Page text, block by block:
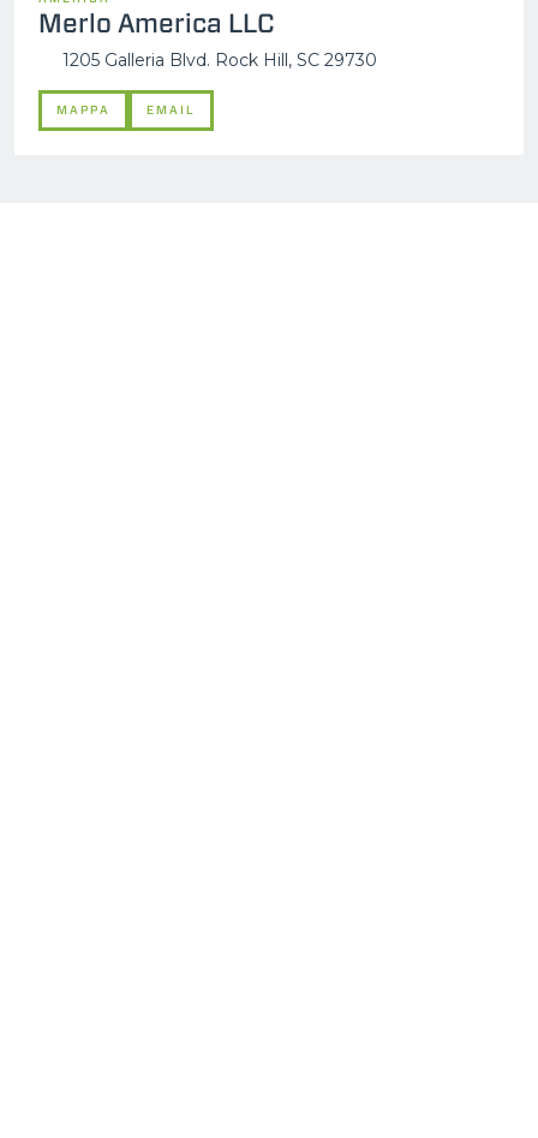
Merlo America LLC
1205 Galleria Blvd. Rock Hill, SC 29730
MAPPA EMAIL